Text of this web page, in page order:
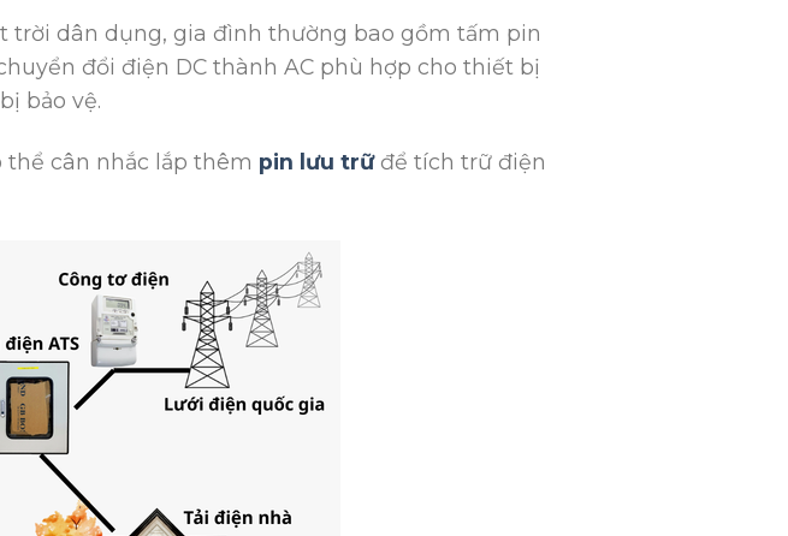
trời dân dụng, gia đình thường bao gồm tấm pin
đổi điện DC thành AC phù hợp cho thiết bị
bảo vệ.
cân nhắc lắp thêm pin lưu trữđể tích trữ điện